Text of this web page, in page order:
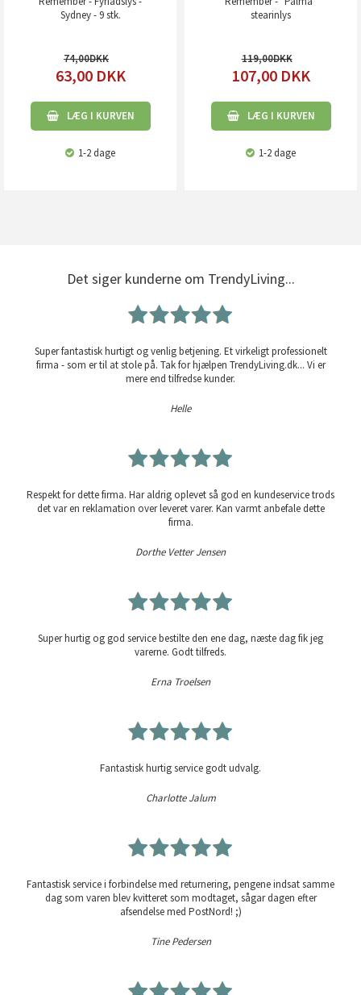
Sydney - 9 stk.
74,00
63,00 DKK
LÆG I KURVEN
1-2 dage
stearinlys
119,00
107,00 DKK
LÆG I KURVEN
1-2 dage
Det siger kunderne om TrendyLiving...
Super fantastisk hurtigt og venlig betjening. Et virkeligt professionelt
firma - som er til at stole på. Tak for hjælpen TrendyLiving.dk... Vi er
mere end tilfredse kunder.
Helle
Respekt for dette firma. Har aldrig oplevet så god en kundeservice trods
det var en reklamation over leveret varer. Kan varmt anbefale dette
firma.
Dorthe Vetter Jensen
Super hurtig og god service bestilte den ene dag, næste dag fik jeg
varerne. Godt tilfreds.
Erna Troelsen
Fantastisk hurtig service godt udvalg.
Charlotte Jalum
Fantastisk service i forbindelse med returnering, pengene indsat samme
dag som varen blev kvitteret som modtaget, sågar dagen efter
afsendelse med PostNord! ;)
Tine Pedersen